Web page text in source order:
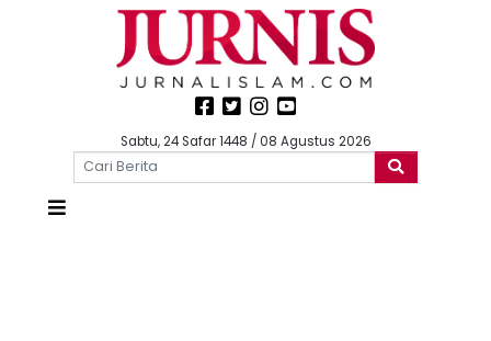
Sabtu, 24 Safar 1448 / 08 Agustus 2026